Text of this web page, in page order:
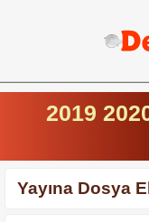
2019
Yayına Dosya